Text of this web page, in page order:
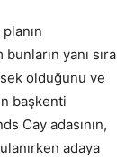
yanı sıra
olduğunu ve
başkenti
Cay adasının,
adaya